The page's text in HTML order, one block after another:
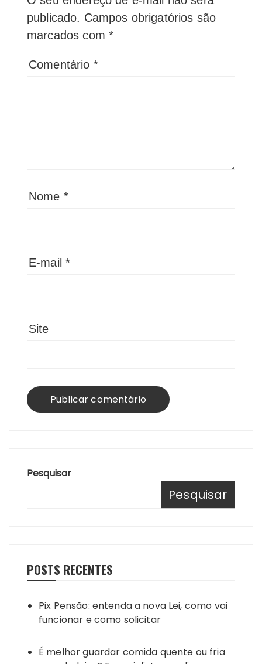
publicado. Campos obrigatórios são
marcados com *
Comentário *
Nome *
E-mail*
Site
Pesquisar
Pesquisar
POSTS RECENTES
Pix Pensão: entenda a nova Lei, como vai
funcionar e como solicitar
É melhor guardar comida quente ou fria